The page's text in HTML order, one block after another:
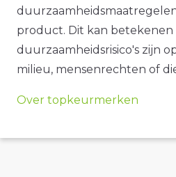
product. Dit kan betekenen
duurzaamheidsrisico's zijn
milieu, mensenrechten of
Over topkeurmerken